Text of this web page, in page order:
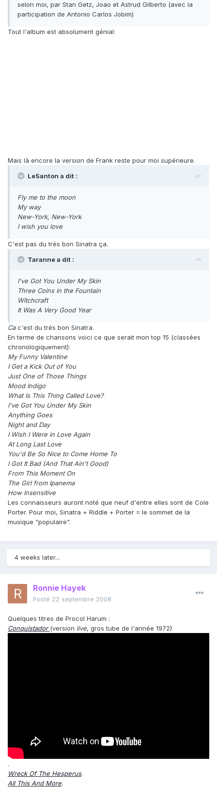
selon moi, par Stan Getz, Joao et Astrud Gilberto (avec la
participation de Antonio Carlos Jobim)
Tout l'album est absolument génial:
Mais là encore la version de Frank reste pour moi supérieure.
LeSanton a dit :
Fly me to the moon
My way
New-York, New-York
I wish you love
C'est pas du très bon Sinatra ça.
Taranne a dit :
I've Got You Under My Skin
Three Coins in the Fountain
Witchcraft
It Was A Very Good Year
Cac'est du très bon Sinatra.
En terme de chansons voici ce que serait mon top 15 (classées
chronologiquement):
My Funny Valentine
I Get a Kick Out of You
Just One of Those Things
Mood Indigo
What Is This Thing Called Love?
I've Got You Under My Skin
Anything Goes
Night and Day
I Wish I Were in Love Again
At Long Last Love
You'd Be So Nice to Come Home To
I Got It Bad (And That Ain't Good)
From This Moment On
The Girl from Ipanema
How Insensitive
Les connaisseurs auront noté que neuf d'entre elles sont de Cole
Porter. Pour moi, Sinatra + Riddle + Porter = le sommet de la
musique "populaire".
4 weeks later...
Ronnie Hayek
Posté 22 septembre 2008
Quelques titres de Procol Harum :
Conquistador(version live, gros tube de l'année 1972)
.
Wreck Of The Hesperus.
All This And More.